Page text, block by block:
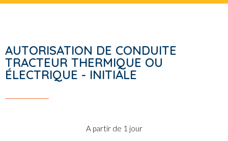
AUTORISATION DE CONDUITE
TRACTEUR THERMIQUE OU
ÉLECTRIQUE - INITIALE
A partir de 1 jour